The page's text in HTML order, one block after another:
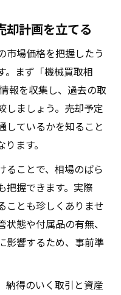
却計画を立てる
市場価格を把握したう
。まず「機械買取相
報を収集し、過去の取
しましょう。売却予定
しているかを知ること
ます。
ることで、相場のばら
把握できます。実際
ことも珍しくありませ
態や付属品の有無、
影響するため、事前準
納得のいく取引と資産